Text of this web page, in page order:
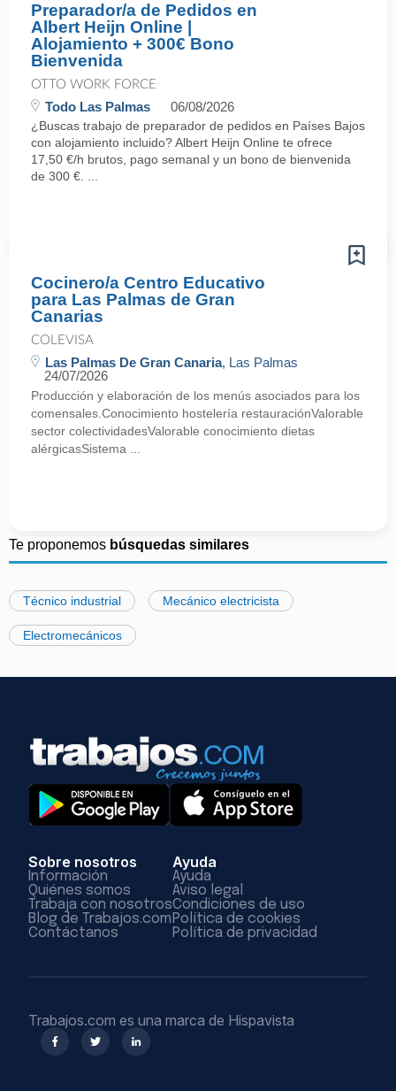
Preparador/a de Pedidos en
Albert Heijn Online |
Alojamiento + 300€ Bono
Bienvenida
OTTO WORK FORCE
Todo Las Palmas 06/08/2026
¿Buscas trabajo de preparador de pedidos en Países Bajos
con alojamiento incluido? Albert Heijn Online te ofrece
17,50 €/h brutos, pago semanal y un bono de bienvenida
de 300 €. ...
Cocinero/a Centro Educativo
para Las Palmas de Gran
Canarias
COLEVISA
Las Palmas De Gran Canaria, Las Palmas
24/07/2026
Producción y elaboración de los menús asociados para los
comensales.Conocimiento hostelería restauraciónValorable
sector colectividadesValorable conocimiento dietas
alérgicasSistema ...
Te proponemos búsquedas similares
Técnico industrial Mecánico electricista
Electromecánicos
Sobre nosotros
Información
Quiénes somos
Trabaja con nosotros
Blog de Trabajos.com
Contáctanos
Ayuda
Ayuda
Aviso legal
Condiciones de uso
Política de cookies
Política de privacidad
Trabajos.com es una marca de Hispavista